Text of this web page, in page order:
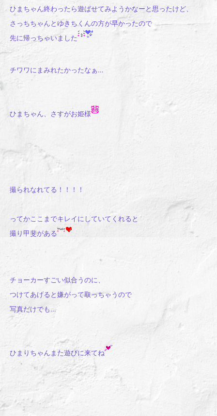
ひまちゃん終わったら遊ばせてみようかなーと思ったけど、
さっちちゃんとゆきちくんの方が早かったので
先に帰っちゃいました
チワワにまみれたかったなぁ…
ひまちゃん、さすがお姫様
撮られなれてる！！！！
ってかここまでキレイにしていてくれると
撮り甲斐がある
チョーカーすごい似合うのに、
つけてあげると嫌がって取っちゃうので
写真だけでも…
ひまりちゃんまた遊びに来てね